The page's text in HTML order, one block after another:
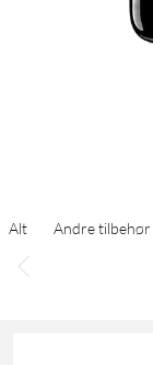
Alt Andre tilbehør